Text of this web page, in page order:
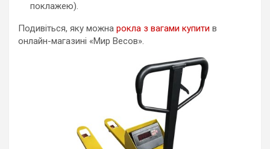
поклажею).
Подивіться, яку можна рокла з вагами купити в
онлайн-магазині «Мир Весов».